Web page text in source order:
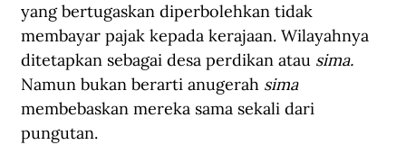
yang bertugaskan diperbolehkan tidak
membayar pajak kepada kerajaan. Wilayahnya
ditetapkan sebagai desa perdikan atau sima.
Namun bukan berarti anugerah sima
membebaskan mereka sama sekali dari
pungutan.